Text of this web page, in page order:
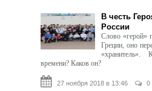
В честь
России
Слово «герой»
Греции, оно
времени? Каков он?
27 ноября 2018 в 13:46 0